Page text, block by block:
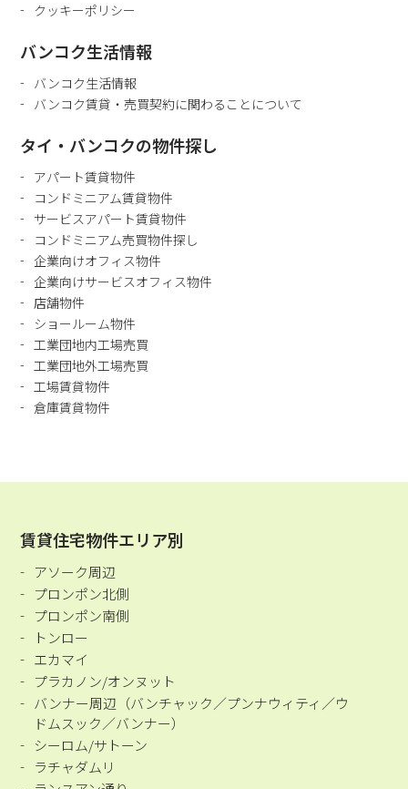
クッキーポリシー
バンコク生活情報
バンコク生活情報
バンコク賃貸・売買契約に関わることについて
タイ・バンコクの物件探し
アパート賃貸物件
コンドミニアム賃貸物件
サービスアパート賃貸物件
コンドミニアム売買物件探し
企業向けオフィス物件
企業向けサービスオフィス物件
店舗物件
ショールーム物件
工業団地内工場売買
工業団地外工場売買
工場賃貸物件
倉庫賃貸物件
賃貸住宅物件エリア別
アソーク周辺
プロンポン北側
プロンポン南側
トンロー
エカマイ
プラカノン/オンヌット
バンナー周辺（バンチャック／プンナウィティ／ウ
ドムスック／バンナー）
シーロム/サトーン
ラチャダムリ